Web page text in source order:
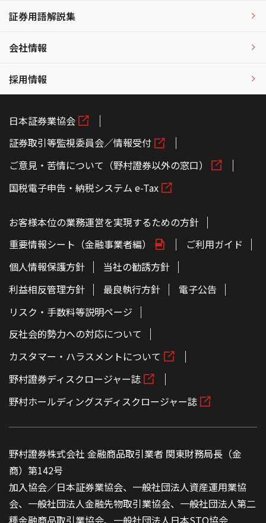
証券用語解説集
会社情報
採用情報
日本証券業協会
証券取引等監視委員会／情報受付
ご意見・苦情について（野村證券以外の窓口）
国税電子申告・納税システム e-Tax
お客様本位の業務運営を実現するための方針
重要情報シート（金融事業者編）
ご利用ガイド
個人情報保護方針
当社の勧誘方針
利益相反管理方針
最良執行方針
電子公告
リスク・手数料等説明ページ
反社会的勢力への対応について
カスタマー・ハラスメントについて
野村證券ディスクロージャー誌
野村ホールディングスディスクロージャー誌
野村證券株式会社 金融商品取引業者 関東財務局長（金
商）第142号
加入協会／日本証券業協会、一般社団法人資産運用業協
会、一般社団法人金融先物取引業協会、一般社団法人第二